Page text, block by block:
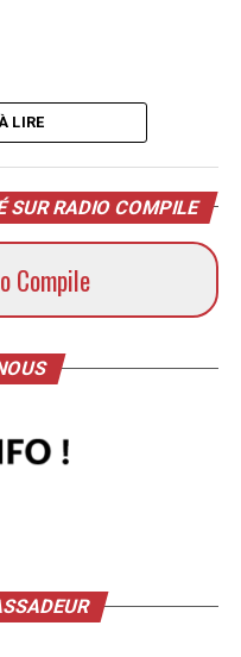
LIRE
SUR RADIO COMPILE
Compile